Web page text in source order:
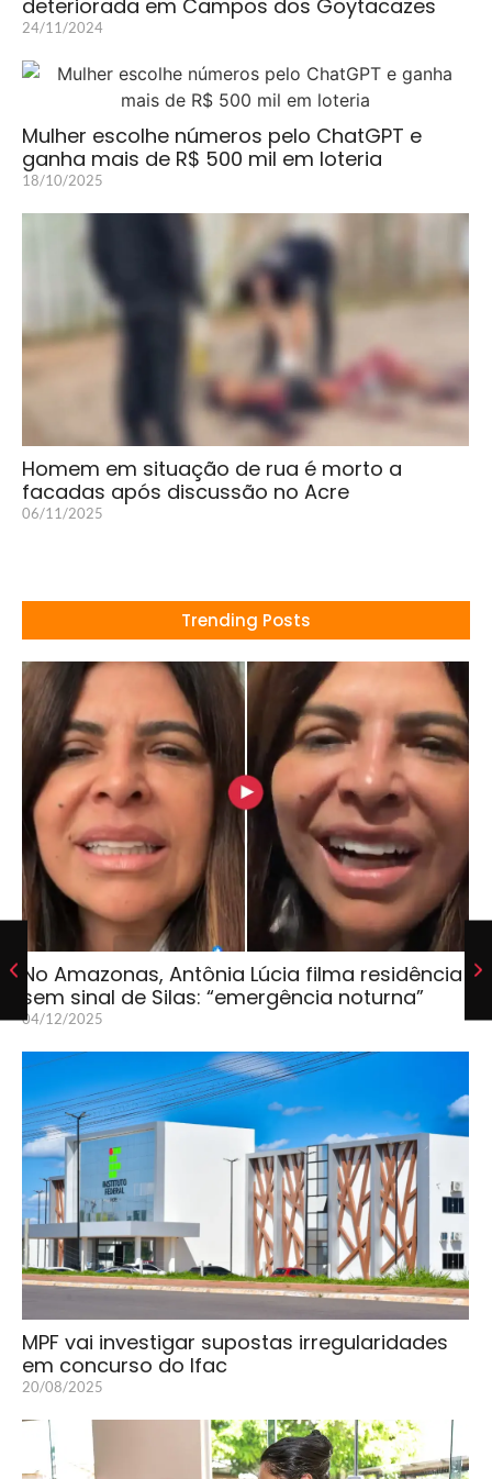
deteriorada em Campos dos Goytacazes
24/11/2024
Mulher escolhe números pelo ChatGPT e
ganha mais de R$ 500 mil em loteria
18/10/2025
Homem em situação de rua é morto a
facadas após discussão no Acre
06/11/2025
Trending Posts
No Amazonas, Antônia Lúcia filma residência
sem sinal de Silas: “emergência noturna”
04/12/2025
MPF vai investigar supostas irregularidades
em concurso do Ifac
20/08/2025